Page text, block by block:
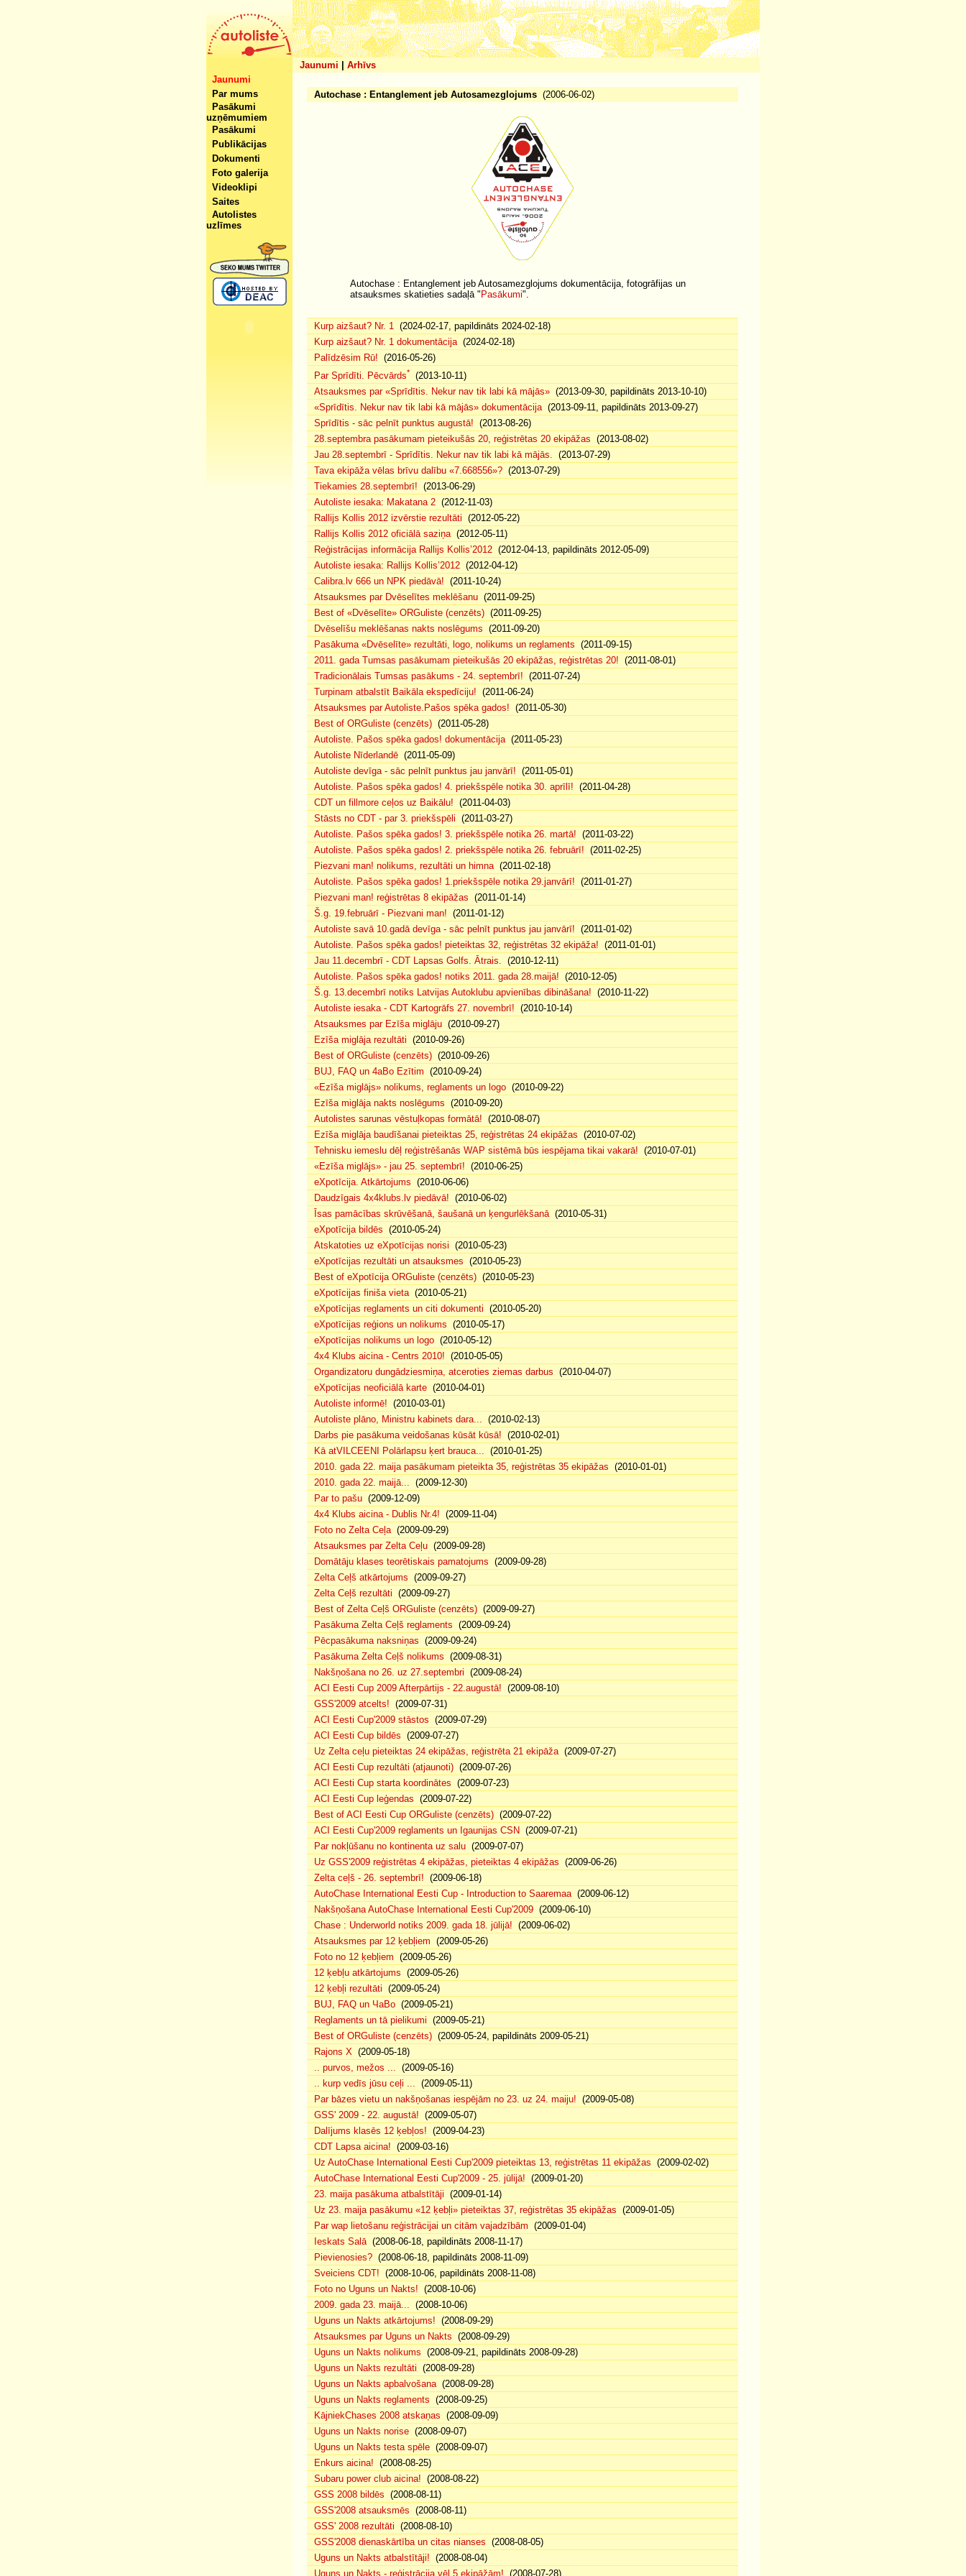
Jaunumi
Arhīvs
Jaunumi
Par mums
Pasākumi
uzņēmumiem
Pasākumi
Publikācijas
Dokumenti
Foto galerija
Videoklipi
Saites
Autolistes
uzlīmes
Autochase : Entanglement jeb Autosamezglojums (2006-06-02)
Autochase : Entanglement jeb Autosamezglojums dokumentācija, fotogrāfijas un
atsauksmes skatieties sadaļā " Pasākumi".
Kurp aizšaut? Nr. 1 (2024-02-17, papildināts 2024-02-18)
Kurp aizšaut? Nr. 1 dokumentācija(2024-02-18)
Palīdzēsim Rū! (2016-05-26)
Par Sprīdīti. Pēcvārds*
(2013-10-11)
Atsauksmes par «Sprīdītis. Nekur nav tik labi kā mājās» (2013-09-30, papildināts 2013-10-10)
«Sprīdītis. Nekur nav tik labi kā mājās» dokumentācija(2013-09-11, papildināts 2013-09-27)
Sprīdītis - sāc pelnīt punktus augustā! (2013-08-26)
28.septembra pasākumam pieteikušās 20, reģistrētas 20 ekipāžas (2013-08-02)
Jau 28.septembrī - Sprīdītis. Nekur nav tik labi kā mājās. (2013-07-29)
Tava ekipāža vēlas brīvu dalību «7.668556»? (2013-07-29)
Tiekamies 28.septembrī! (2013-06-29)
Autoliste iesaka: Makatana 2 (2012-11-03)
Rallijs Kollis 2012 izvērstie rezultāti (2012-05-22)
Rallijs Kollis 2012 oficiālā saziņa(2012-05-11)
Reģistrācijas informācija Rallijs Kollis’2012 (2012-04-13, papildināts 2012-05-09)
Autoliste iesaka: Rallijs Kollis’2012 (2012-04-12)
Calibra.lv 666 un NPK piedāvā! (2011-10-24)
Atsauksmes par Dvēselītes meklēšanu (2011-09-25)
Best of «Dvēselīte» ORGuliste (cenzēts) (2011-09-25)
Dvēselīšu meklēšanas nakts noslēgums (2011-09-20)
Pasākuma «Dvēselīte» rezultāti, logo, nolikums un reglaments (2011-09-15)
2011. gada Tumsas pasākumam pieteikušās 20 ekipāžas, reģistrētas 20! (2011-08-01)
Tradicionālais Tumsas pasākums - 24. septembrī! (2011-07-24)
Turpinam atbalstīt Baikāla ekspedīciju! (2011-06-24)
Atsauksmes par Autoliste.Pašos spēka gados! (2011-05-30)
Best of ORGuliste (cenzēts) (2011-05-28)
Autoliste. Pašos spēka gados! dokumentācija(2011-05-23)
Autoliste Nīderlandē (2011-05-09)
Autoliste devīga - sāc pelnīt punktus jau janvārī! (2011-05-01)
Autoliste. Pašos spēka gados! 4. priekšspēle notika 30. aprīlī! (2011-04-28)
CDT un fillmore ceļos uz Baikālu! (2011-04-03)
Stāsts no CDT - par 3. priekšspēli (2011-03-27)
Autoliste. Pašos spēka gados! 3. priekšspēle notika 26. martā! (2011-03-22)
Autoliste. Pašos spēka gados! 2. priekšspēle notika 26. februārī! (2011-02-25)
Piezvani man! nolikums, rezultāti un himna(2011-02-18)
Autoliste. Pašos spēka gados! 1.priekšspēle notika 29.janvārī! (2011-01-27)
Piezvani man! reģistrētas 8 ekipāžas (2011-01-14)
Š.g. 19.februārī - Piezvani man! (2011-01-12)
Autoliste savā 10.gadā devīga - sāc pelnīt punktus jau janvārī! (2011-01-02)
Autoliste. Pašos spēka gados! pieteiktas 32, reģistrētas 32 ekipāža! (2011-01-01)
Jau 11.decembrī - CDT Lapsas Golfs. Ātrais. (2010-12-11)
Autoliste. Pašos spēka gados! notiks 2011. gada 28.maijā! (2010-12-05)
Š.g. 13.decembrī notiks Latvijas Autoklubu apvienības dibināšana! (2010-11-22)
Autoliste iesaka - CDT Kartogrāfs 27. novembrī! (2010-10-14)
Atsauksmes par Ezīša miglāju (2010-09-27)
Ezīša miglāja rezultāti (2010-09-26)
Best of ORGuliste (cenzēts) (2010-09-26)
BUJ, FAQ un 4aBo Ezītim (2010-09-24)
«Ezīša miglājs» nolikums, reglaments un logo (2010-09-22)
Ezīša miglāja nakts noslēgums (2010-09-20)
Autolistes sarunas vēstuļkopas formātā! (2010-08-07)
Ezīša miglāja baudīšanai pieteiktas 25, reģistrētas 24 ekipāžas (2010-07-02)
Tehnisku iemeslu dēļ reģistrēšanās WAP sistēmā būs iespējama tikai vakarā! (2010-07-01)
«Ezīša miglājs» - jau 25. septembrī! (2010-06-25)
eXpotīcija. Atkārtojums (2010-06-06)
Daudzīgais 4x4klubs.lv piedāvā! (2010-06-02)
Īsas pamācības skrūvēšanā, šaušanā un ķengurlēkšanā(2010-05-31)
eXpotīcija bildēs (2010-05-24)
Atskatoties uz eXpotīcijas norisi (2010-05-23)
eXpotīcijas rezultāti un atsauksmes (2010-05-23)
Best of eXpotīcija ORGuliste (cenzēts) (2010-05-23)
eXpotīcijas finiša vieta(2010-05-21)
eXpotīcijas reglaments un citi dokumenti (2010-05-20)
eXpotīcijas reģions un nolikums (2010-05-17)
eXpotīcijas nolikums un logo (2010-05-12)
4x4 Klubs aicina - Centrs 2010! (2010-05-05)
Organdizatoru dungādziesmiņa, atceroties ziemas darbus (2010-04-07)
eXpotīcijas neoficiālā karte (2010-04-01)
Autoliste informē! (2010-03-01)
Autoliste plāno, Ministru kabinets dara... (2010-02-13)
Darbs pie pasākuma veidošanas kūsāt kūsā! (2010-02-01)
Kā atVILCEENI Polārlapsu ķert brauca... (2010-01-25)
2010. gada 22. maija pasākumam pieteikta 35, reģistrētas 35 ekipāžas (2010-01-01)
2010. gada 22. maijā... (2009-12-30)
Par to pašu (2009-12-09)
4x4 Klubs aicina - Dublis Nr.4! (2009-11-04)
Foto no Zelta Ceļa(2009-09-29)
Atsauksmes par Zelta Ceļu (2009-09-28)
Domātāju klases teorētiskais pamatojums (2009-09-28)
Zelta Ceļš atkārtojums (2009-09-27)
Zelta Ceļš rezultāti (2009-09-27)
Best of Zelta Ceļš ORGuliste (cenzēts) (2009-09-27)
Pasākuma Zelta Ceļš reglaments (2009-09-24)
Pēcpasākuma naksniņas (2009-09-24)
Pasākuma Zelta Ceļš nolikums (2009-08-31)
Nakšņošana no 26. uz 27.septembri (2009-08-24)
ACI Eesti Cup 2009 Afterpārtijs - 22.augustā! (2009-08-10)
GSS'2009 atcelts! (2009-07-31)
ACI Eesti Cup'2009 stāstos (2009-07-29)
ACI Eesti Cup bildēs (2009-07-27)
Uz Zelta ceļu pieteiktas 24 ekipāžas, reģistrēta 21 ekipāža(2009-07-27)
ACI Eesti Cup rezultāti (atjaunoti) (2009-07-26)
ACI Eesti Cup starta koordinātes (2009-07-23)
ACI Eesti Cup leģendas (2009-07-22)
Best of ACI Eesti Cup ORGuliste (cenzēts) (2009-07-22)
ACI Eesti Cup'2009 reglaments un Igaunijas CSN (2009-07-21)
Par nokļūšanu no kontinenta uz salu (2009-07-07)
Uz GSS'2009 reģistrētas 4 ekipāžas, pieteiktas 4 ekipāžas (2009-06-26)
Zelta ceļš - 26. septembrī! (2009-06-18)
AutoChase International Eesti Cup - Introduction to Saaremaa(2009-06-12)
Nakšņošana AutoChase International Eesti Cup'2009 (2009-06-10)
Chase : Underworld notiks 2009. gada 18. jūlijā! (2009-06-02)
Atsauksmes par 12 ķebļiem (2009-05-26)
Foto no 12 ķebļiem (2009-05-26)
12 ķebļu atkārtojums (2009-05-26)
12 ķebļi rezultāti (2009-05-24)
BUJ, FAQ un ЧаВо (2009-05-21)
Reglaments un tā pielikumi (2009-05-21)
Best of ORGuliste (cenzēts) (2009-05-24, papildināts 2009-05-21)
Rajons X (2009-05-18)
.. purvos, mežos ... (2009-05-16)
.. kurp vedīs jūsu ceļi ... (2009-05-11)
Par bāzes vietu un nakšņošanas iespējām no 23. uz 24. maiju! (2009-05-08)
GSS' 2009 - 22. augustā! (2009-05-07)
Dalījums klasēs 12 ķebļos! (2009-04-23)
CDT Lapsa aicina! (2009-03-16)
Uz AutoChase International Eesti Cup'2009 pieteiktas 13, reģistrētas 11 ekipāžas (2009-02-02)
AutoChase International Eesti Cup'2009 - 25. jūlijā! (2009-01-20)
23. maija pasākuma atbalstītāji (2009-01-14)
Uz 23. maija pasākumu «12 ķebļi» pieteiktas 37, reģistrētas 35 ekipāžas (2009-01-05)
Par wap lietošanu reģistrācijai un citām vajadzībām (2009-01-04)
Ieskats Salā(2008-06-18, papildināts 2008-11-17)
Pievienosies? (2008-06-18, papildināts 2008-11-09)
Sveiciens CDT! (2008-10-06, papildināts 2008-11-08)
Foto no Uguns un Nakts! (2008-10-06)
2009. gada 23. maijā... (2008-10-06)
Uguns un Nakts atkārtojums! (2008-09-29)
Atsauksmes par Uguns un Nakts (2008-09-29)
Uguns un Nakts nolikums (2008-09-21, papildināts 2008-09-28)
Uguns un Nakts rezultāti (2008-09-28)
Uguns un Nakts apbalvošana(2008-09-28)
Uguns un Nakts reglaments (2008-09-25)
KājniekChases 2008 atskaņas (2008-09-09)
Uguns un Nakts norise (2008-09-07)
Uguns un Nakts testa spēle (2008-09-07)
Enkurs aicina! (2008-08-25)
Subaru power club aicina! (2008-08-22)
GSS 2008 bildēs (2008-08-11)
GSS'2008 atsauksmēs (2008-08-11)
GSS' 2008 rezultāti (2008-08-10)
GSS'2008 dienaskārtība un citas nianses (2008-08-05)
Uguns un Nakts atbalstītāji! (2008-08-04)
Uguns un Nakts - reģistrācija vēl 5 ekipāžām! (2008-07-28)